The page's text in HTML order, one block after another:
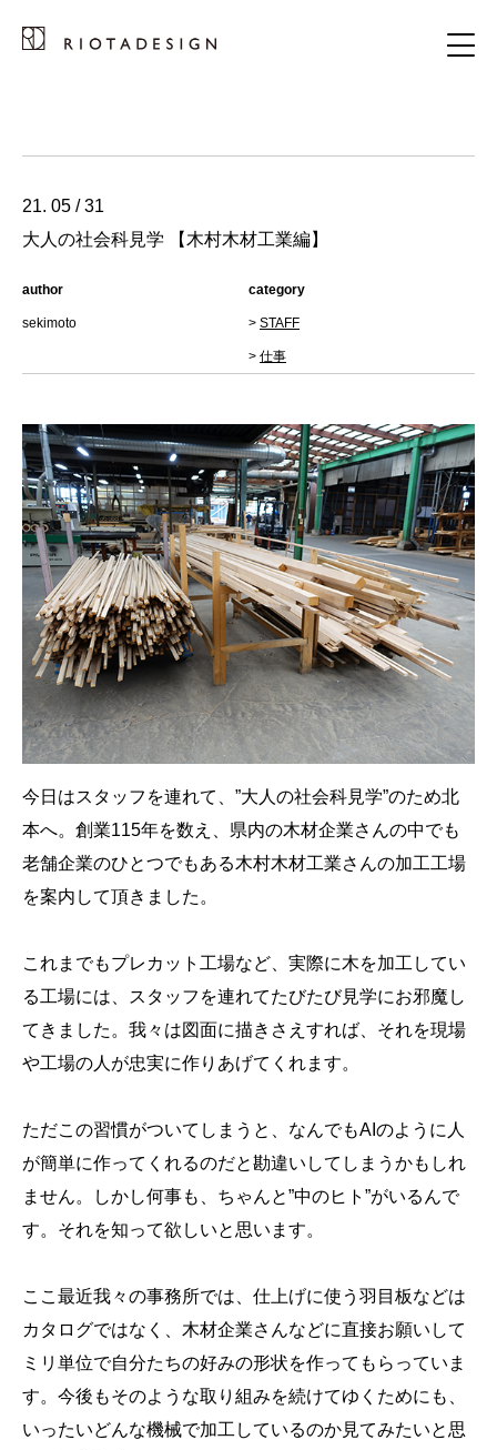
21. 05 / 31
大人の社会科見学 【木村木材工業編】
author
sekimoto
category
> STAFF
> 仕事
今日はスタッフを連れて、”大人の社会科見学”のため北
本へ。創業115年を数え、県内の木材企業さんの中でも
老舗企業のひとつでもある木村木材工業さんの加工工場
を案内して頂きました。
これまでもプレカット工場など、実際に木を加工してい
る工場には、スタッフを連れてたびたび見学にお邪魔し
てきました。我々は図面に描きさえすれば、それを現場
や工場の人が忠実に作りあげてくれます。
ただこの習慣がついてしまうと、なんでもAIのように人
が簡単に作ってくれるのだと勘違いしてしまうかもしれ
ません。しかし何事も、ちゃんと”中のヒト”がいるんで
す。それを知って欲しいと思います。
ここ最近我々の事務所では、仕上げに使う羽目板などは
カタログではなく、木材企業さんなどに直接お願いして
ミリ単位で自分たちの好みの形状を作ってもらっていま
す。今後もそのような取り組みを続けてゆくためにも、
いったいどんな機械で加工しているのか見てみたいと思